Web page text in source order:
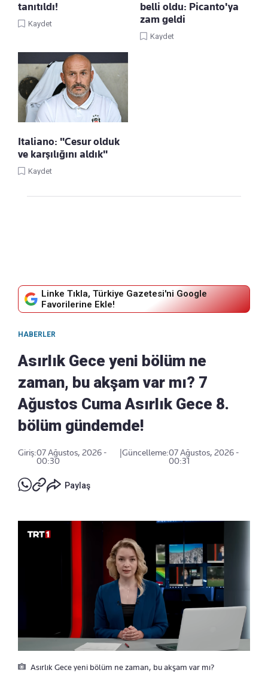
tanıtıldı!
Kaydet
belli oldu: Picanto'ya
zam geldi
Kaydet
Italiano: "Cesur olduk
ve karşılığını aldık"
Kaydet
Linke Tıkla, Türkiye Gazetesi'ni Google
Favorilerine Ekle!
HABERLER
Asırlık Gece yeni bölüm ne
zaman, bu akşam var mı? 7
Ağustos Cuma Asırlık Gece 8.
bölüm gündemde!
Giriş:07 Ağustos, 2026 -
00:30
|Güncelleme:07 Ağustos, 2026 -
00:31
Paylaş
Asırlık Gece yeni bölüm ne zaman, bu akşam var mı?